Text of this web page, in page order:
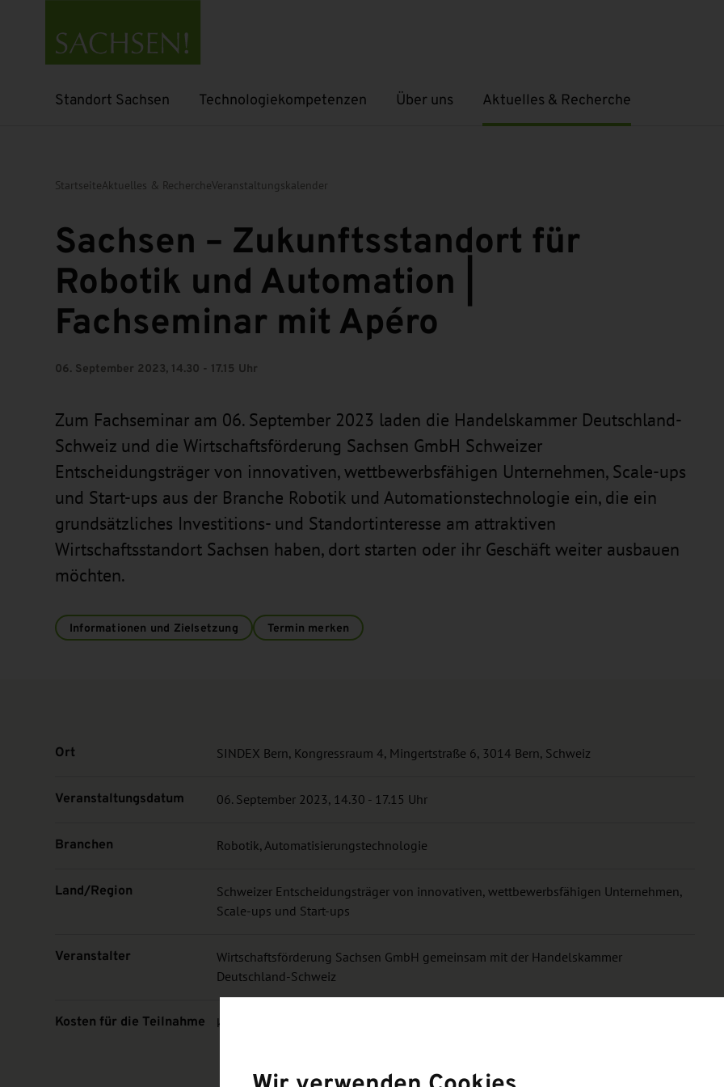
Standort Sachsen
Untermenü öffnen Technologiekompetenzen
Untermenü öffnen Über uns
Untermenü öffnenAktuelles & Recherche
Untermenü öffnen
StartseiteAktuelles & RechercheVeranstaltungskalender
Sachsen – Zukunftsstandort für
Robotik und Automation |
Fachseminar mit Apéro
06. September 2023, 14.30 - 17.15 Uhr
Zum Fachseminar am 06. September 2023 laden die Handelskammer Deutschland-
Schweiz und die Wirtschaftsförderung Sachsen GmbH Schweizer
Entscheidungsträger von innovativen, wettbewerbsfähigen Unternehmen, Scale-ups
und Start-ups aus der Branche Robotik und Automationstechnologie ein, die ein
grundsätzliches Investitions- und Standortinteresse am attraktiven
Wirtschaftsstandort Sachsen haben, dort starten oder ihr Geschäft weiter ausbauen
möchten.
Informationen und Zielsetzung Termin merken
Ort SINDEX Bern, Kongressraum 4, Mingertstraße 6, 3014 Bern, Schweiz
Veranstaltungsdatum 06. September 2023, 14.30 - 17.15 Uhr
Branchen Robotik, Automatisierungstechnologie
Land/Region
Schweizer Entscheidungsträger von innovativen, wettbewerbsfähigen Unternehmen,
Scale-ups und Start-ups
Veranstalter
Wirtschaftsförderung Sachsen GmbH gemeinsam mit der Handelskammer
Deutschland-Schweiz
Kosten für die Teilnahme kostenfrei